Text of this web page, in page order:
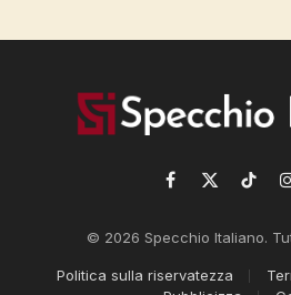
Facebook
X
© 2026 Specchio Italiano.
Politica sulla riservatezza